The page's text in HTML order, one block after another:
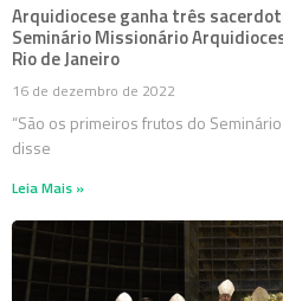
Arquidiocese ganha três
Seminário Missionário
Rio de Janeiro
16 de dezembro de 2022
“São os primeiros frutos do
disse
Leia Mais »